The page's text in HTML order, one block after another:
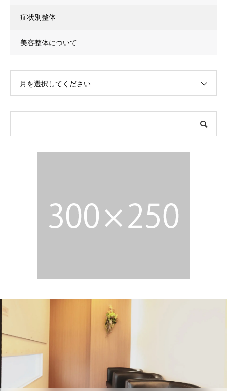
症状別整体
美容整体について
月を選択してください